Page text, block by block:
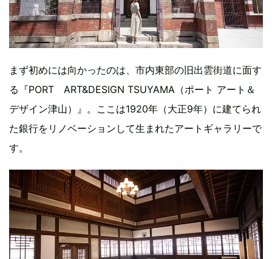
まず初めには向かったのは、市内東部の旧出雲街道に面す
る『PORT ART&DESIGN TSUYAMA（ポート アート＆
デザイン津山）』。ここは1920年（大正9年）に建てられ
た銀行をリノベーションして生まれたアートギャラリーで
す。